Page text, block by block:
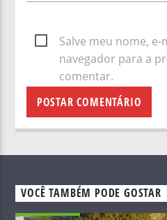
Salve meu nome,
navegador para a
comentar.
VOCÊ TAMBÉM PODE GOSTAR